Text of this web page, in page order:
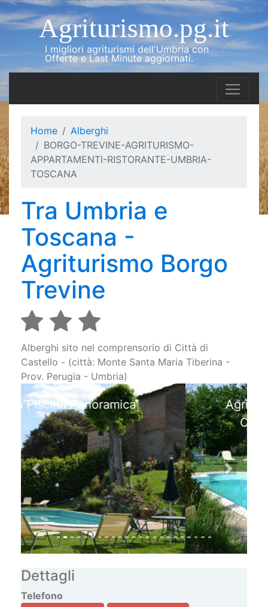
Agriturismo.pg.it
I migliori agriturismi dell'Umbria con
Offerte e Last Minute aggiornati.
Home
Alberghi
BORGO-TREVINE-AGRITURISMO-
APPARTAMENTI-RISTORANTE-UMBRIA-
TOSCANA
Tra Umbria e
Toscana -
Agriturismo Borgo
Trevine
Alberghi sito nel comprensorio di Città di
Castello - (città: Monte Santa Maria Tiberina -
Prov. Perugia - Umbria)
Agriturismo vicino Citta di
Castello con Piscina.
Previous Next
Dettagli
Telefono